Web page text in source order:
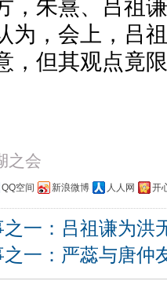
，朱熹、吕祖
为，会上，吕
，但其观点竟
之会
QQ空间 新浪微博 人人网 开
之一：吕祖谦为洪
之一：严蕊与唐仲